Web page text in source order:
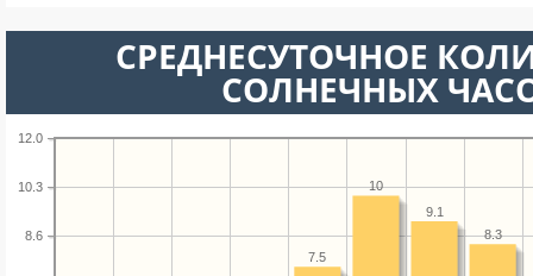
СРЕДНЕСУТОЧНОЕ
СОЛНЕЧНЫХ
8.6
10.3
12.0
8.3
9.1
10
7.5